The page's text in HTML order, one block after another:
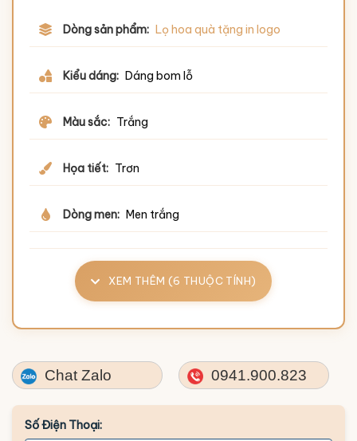
Dòng sản phẩm: Lọ hoa quà tặng in logo
Kiểu dáng: Dáng bom lỗ
Màu sắc: Trắng
Họa tiết: Trơn
Dòng men: Men trắng
XEM THÊM (6 THUỘC TÍNH)
Chat Zalo 0941.900.823
Số Điện Thoại: